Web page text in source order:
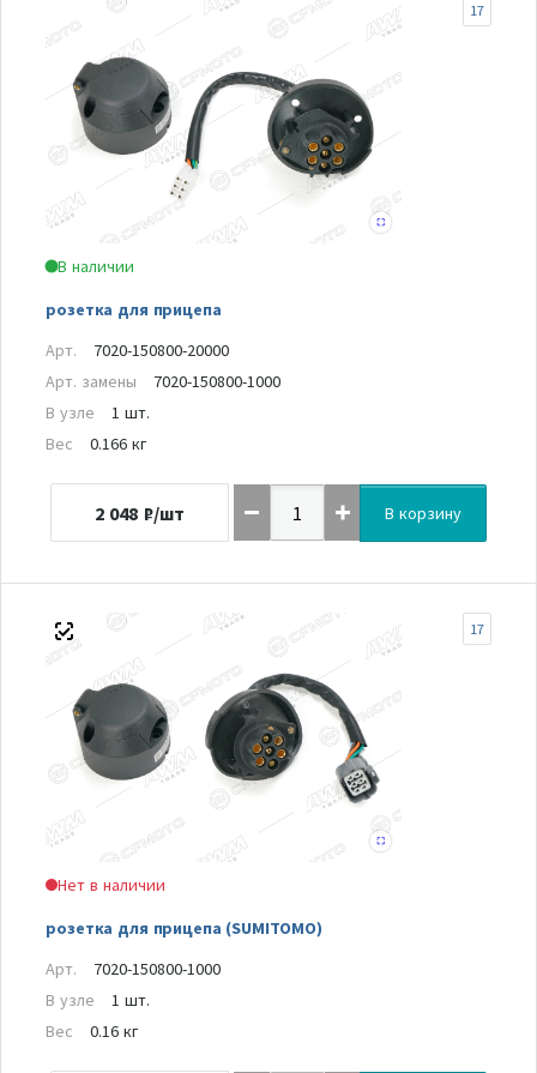
В наличии
розетка для прицепа
17
Арт.
7020-150800-20000
Арт. замены
7020-150800-1000
В узле
1 шт.
Вес
0.166 кг
2 048 ₽/шт В корзину
Нет в наличии
розетка для прицепа (SUMITOMO)
17
Арт.
7020-150800-1000
В узле
1 шт.
Вес
0.16 кг